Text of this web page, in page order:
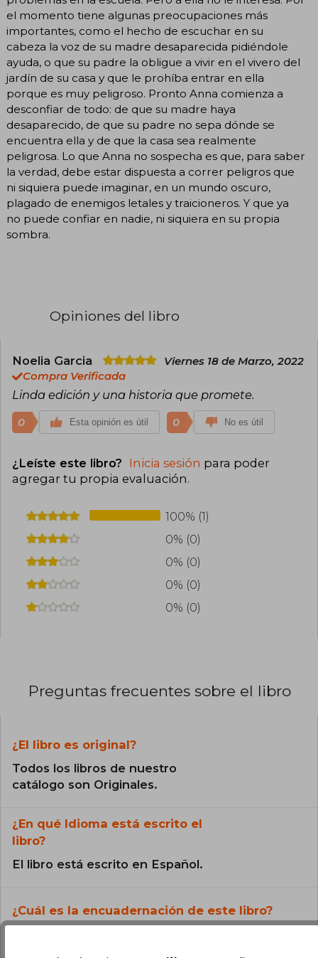
el momento tiene algunas preocupaciones más
importantes, como el hecho de escuchar en su
cabeza la voz de su madre desaparecida pidiéndole
ayuda, o que su padre la obligue a vivir en el vivero del
jardín de su casa y que le prohíba entrar en ella
porque es muy peligroso. Pronto Anna comienza a
desconfiar de todo: de que su madre haya
desaparecido, de que su padre no sepa dónde se
encuentra ella y de que la casa sea realmente
peligrosa. Lo que Anna no sospecha es que, para saber
la verdad, debe estar dispuesta a correr peligros que
ni siquiera puede imaginar, en un mundo oscuro,
plagado de enemigos letales y traicioneros. Y que ya
no puede confiar en nadie, ni siquiera en su propia
sombra.
Opiniones del libro
Noelia Garcia
Viernes 18 de Marzo, 2022
Compra Verificada
Linda edición y una historia que promete.
0 Esta opinión es útil 0 No es útil
¿Leíste este libro? Inicia sesión para poder
agregar tu propia evaluación.
100% (1)
0% (0)
0% (0)
0% (0)
0% (0)
Preguntas frecuentes sobre el libro
¿El libro es original?
Todos los libros de nuestro
catálogo son Originales.
¿En qué Idioma está escrito el
libro?
El libro está escrito en Español.
¿Cuál es la encuadernación de este libro?